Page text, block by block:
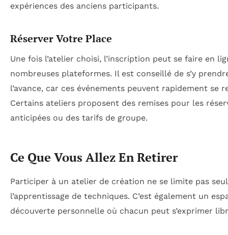
expériences des anciens participants.
Réserver Votre Place
Une fois l’atelier choisi, l’inscription peut se faire en
nombreuses plateformes. Il est conseillé de s’y
l’avance, car ces événements peuvent rapidement se
Certains ateliers proposent des remises pour les
anticipées ou des tarifs de groupe.
Ce Que Vous Allez En Retirer
Participer à un atelier de création ne se limite pas
l’apprentissage de techniques. C’est également un
découverte personnelle où chacun peut s’exprimer